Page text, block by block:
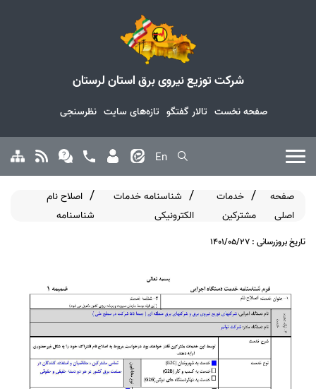
صفحه نخست تالار گفتگو تازه‌های سایت نظرسنجی
شرکت توزیع نیروی برق استان لرستان
En
صفحه
اصلی
خدمات
مشترکین
شناسنامه خدمات
الکترونیکی
اصلاح نام
شناسنامه
تاریخ بروزرسانی : 1401/05/27